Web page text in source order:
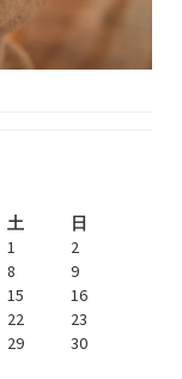
土
日
1
2
8
9
15
16
22
23
29
30